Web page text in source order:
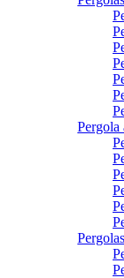
Pergola